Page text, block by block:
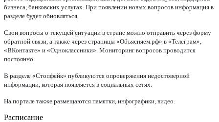
бизнеса, банковских услугах. При появлении новых вопросов информация в
разделе будет обновляться.
Свои вопросы о текущей ситуации в стране можно отправить через форму
обратной связи, а также через страницы «Объясняем.рф» в «Телеграм»,
«ВКонтакте» и «Одноклассники». Мониторинг вопросов проводится
постоянно.
В разделе «Стопфейк» публикуются опровержения недостоверной
информации, которая появляется в социальных сетях.
На портале также размещаются памятки, инфографики, видео.
Расписание